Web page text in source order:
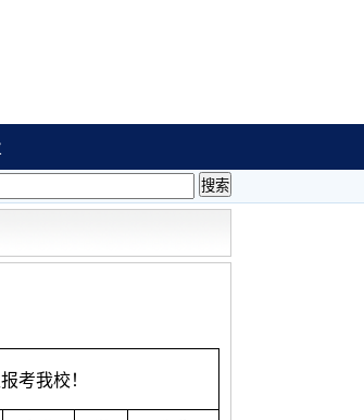
考我校！